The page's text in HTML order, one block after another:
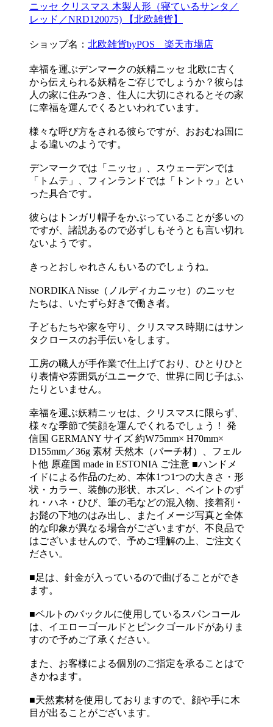
ニッセ クリスマス 木製人形（寝ているサンタ／
レッド／NRD120075) 【北欧雑貨】
ショップ名： 北欧雑貨byPOS 楽天市場店
幸福を運ぶデンマークの妖精ニッセ 北欧に古く
から伝えられる妖精をご存じでしょうか？彼らは
人の家に住みつき、住人に大切にされるとその家
に幸福を運んでくるといわれています。
様々な呼び方をされる彼らですが、おおむね国に
よる違いのようです。
デンマークでは「ニッセ」、スウェーデンでは
「トムテ」、フィンランドでは「トントゥ」とい
った具合です。
彼らはトンガリ帽子をかぶっていることが多いの
ですが、諸説あるので必ずしもそうとも言い切れ
ないようです。
きっとおしゃれさんもいるのでしょうね。
NORDIKA Nisse（ノルディカニッセ）のニッセ
たちは、いたずら好きで働き者。
子どもたちや家を守り、クリスマス時期にはサン
タクロースのお手伝いをします。
工房の職人が手作業で仕上げており、ひとりひと
り表情や雰囲気がユニークで、世界に同じ子はふ
たりといません。
幸福を運ぶ妖精ニッセは、クリスマスに限らず、
様々な季節で笑顔を運んでくれるでしょう！ 発
信国 GERMANY サイズ 約W75mm× H70mm×
D155mm／36g 素材 天然木（バーチ材）、フェル
ト他 原産国 made in ESTONIA ご注意 ■ハンドメ
イドによる作品のため、本体1つ1つの大きさ・形
状・カラー、装飾の形状、ホズレ、ペイントのず
れ・ハネ・ひび、筆の毛などの混入物、接着剤・
お髭の下地のはみ出し、またイメージ写真と全体
的な印象が異なる場合がございますが、不良品で
はございませんので、予めご理解の上、ご注文く
ださい。
■足は、針金が入っているので曲げることができ
ます。
■ベルトのバックルに使用しているスパンコール
は、イエローゴールドとピンクゴールドがありま
すので予めご了承ください。
また、お客様による個別のご指定を承ることはで
きかねます。
■天然素材を使用しておりますので、顔や手に木
目が出ることがございます。